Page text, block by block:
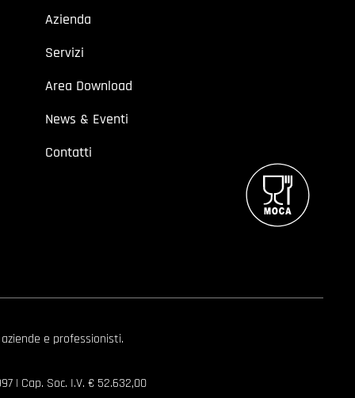
Azienda
Servizi
Area Download
News & Eventi
Contatti
e professionisti.
| Cap. Soc. I.V. € 52.632,00